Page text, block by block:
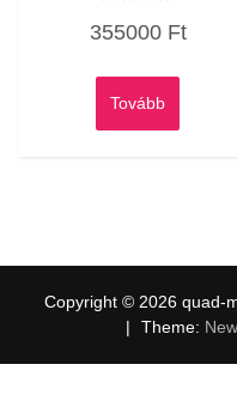
0
355000 Ft
Tovább
Copyright © 2026 quad-
|
Theme: